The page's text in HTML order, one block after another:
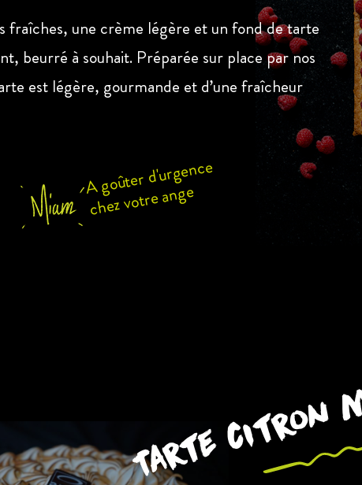
fraîches, une crème légère et un fond de tarte
beurré à souhait. Préparée sur place par nos
est légère, gourmande et d’une fraîcheur
A goûter d'urgence
chez votre ange
Tarte citron